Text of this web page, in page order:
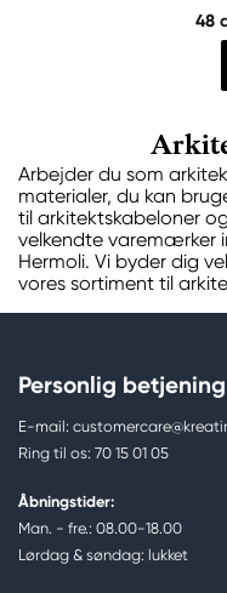
48
Arbejder du som
materialer, du kan
til arkitektskabeloner
velkendte varemærker
Hermoli. Vi byder dig
vores sortiment til
Personlig betjening
E-mail:
Ring til os: 70 15 01 05
Åbningstider:
Man. - fre.: 08.00-18.00
Lørdag & søndag: lukket